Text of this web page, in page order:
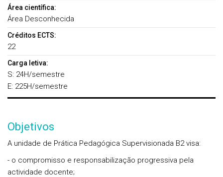
Área científica:
Área Desconhecida
Créditos ECTS:
22
Carga letiva:
S: 24H/semestre
E: 225H/semestre
Objetivos
A unidade de Prática Pedagógica Supervisionada B2 visa:
- o compromisso e responsabilização progressiva pela
actividade docente;